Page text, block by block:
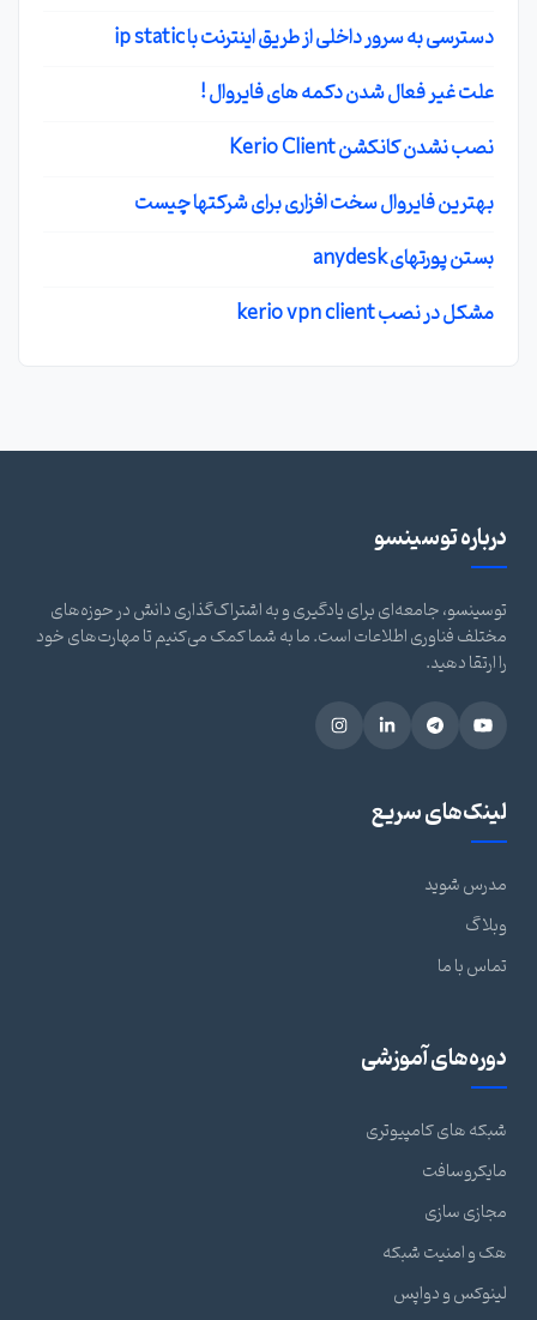
دسترسی به سرور داخلی از طریق اینترنت با ip static
علت غیر فعال شدن دکمه های فایروال !
نصب نشدن کانکشن Kerio Client
بهترین فایروال سخت افزاری برای شرکتها چیست
بستن پورتهای anydesk
مشکل در نصب kerio vpn client
درباره توسینسو
توسینسو، جامعه‌ای برای یادگیری و به اشتراک‌گذاری دانش در حوزه‌های
مختلف فناوری اطلاعات است. ما به شما کمک می‌کنیم تا مهارت‌های خود
را ارتقا دهید.
لینک‌های سریع
مدرس شوید
وبلاگ
تماس با ما
دوره‌های آموزشی
شبکه های کامپیوتری
مایکروسافت
مجازی سازی
هک و امنیت شبکه
لینوکس و دواپس